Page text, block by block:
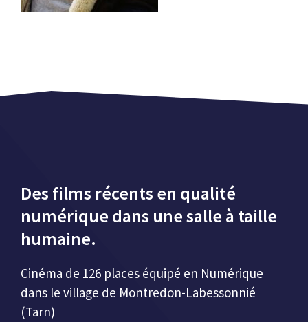
Des films récents en qualité
numérique dans une salle à taille
humaine.
Cinéma de 126 places équipé en Numérique
dans le village de Montredon-Labessonnié
(Tarn)